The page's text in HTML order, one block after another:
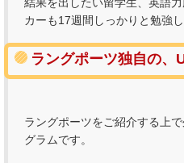
カーも17週間しっかりと勉強
ラングポーツ独自の、
ラングポーツをご紹介する上
グラムです。